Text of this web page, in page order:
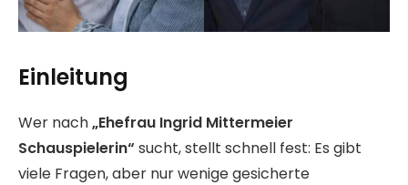
Einleitung
Wer nach„Ehefrau Ingrid Mittermeier
Schauspielerin“ sucht, stellt schnell fest: Es gibt
viele Fragen, aber nur wenige gesicherte